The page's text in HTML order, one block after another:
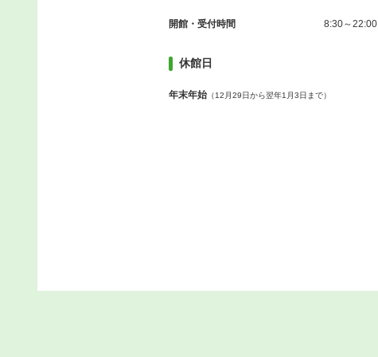
開館・受付時間 8:30～22:00
休館日
年末年始 （12月29日から翌年1月3日まで）